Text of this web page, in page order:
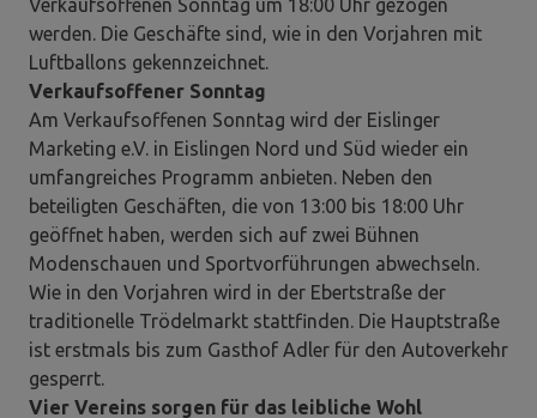
Verkaufsoffenen Sonntag um 18:00 Uhr gezogen
werden. Die Geschäfte sind, wie in den Vorjahren mit
Luftballons gekennzeichnet.
Verkaufsoffener Sonntag
Am Verkaufsoffenen Sonntag wird der Eislinger
Marketing e.V. in Eislingen Nord und Süd wieder ein
umfangreiches Programm anbieten. Neben den
beteiligten Geschäften, die von 13:00 bis 18:00 Uhr
geöffnet haben, werden sich auf zwei Bühnen
Modenschauen und Sportvorführungen abwechseln.
Wie in den Vorjahren wird in der Ebertstraße der
traditionelle Trödelmarkt stattfinden. Die Hauptstraße
ist erstmals bis zum Gasthof Adler für den Autoverkehr
gesperrt.
Vier Vereins sorgen für das leibliche Wohl